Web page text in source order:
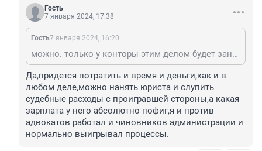
Гость
7 января 2024, 17:38
Гость7 января 2024, 16:20
можно. только у конторы этим делом будет заниматься юрист с зарплатой больше вашей, а вы на это потратите свои деньги и свое свободное время
Да,придется потратить и время и деньги,как и в
любом деле,можно нанять юриста и слупить
судебные расходы с проигравшей стороны,а какая
зарплата у него абсолютно пофиг,я и против
адвокатов работал и чиновников администрации и
нормально выигрывал процессы.